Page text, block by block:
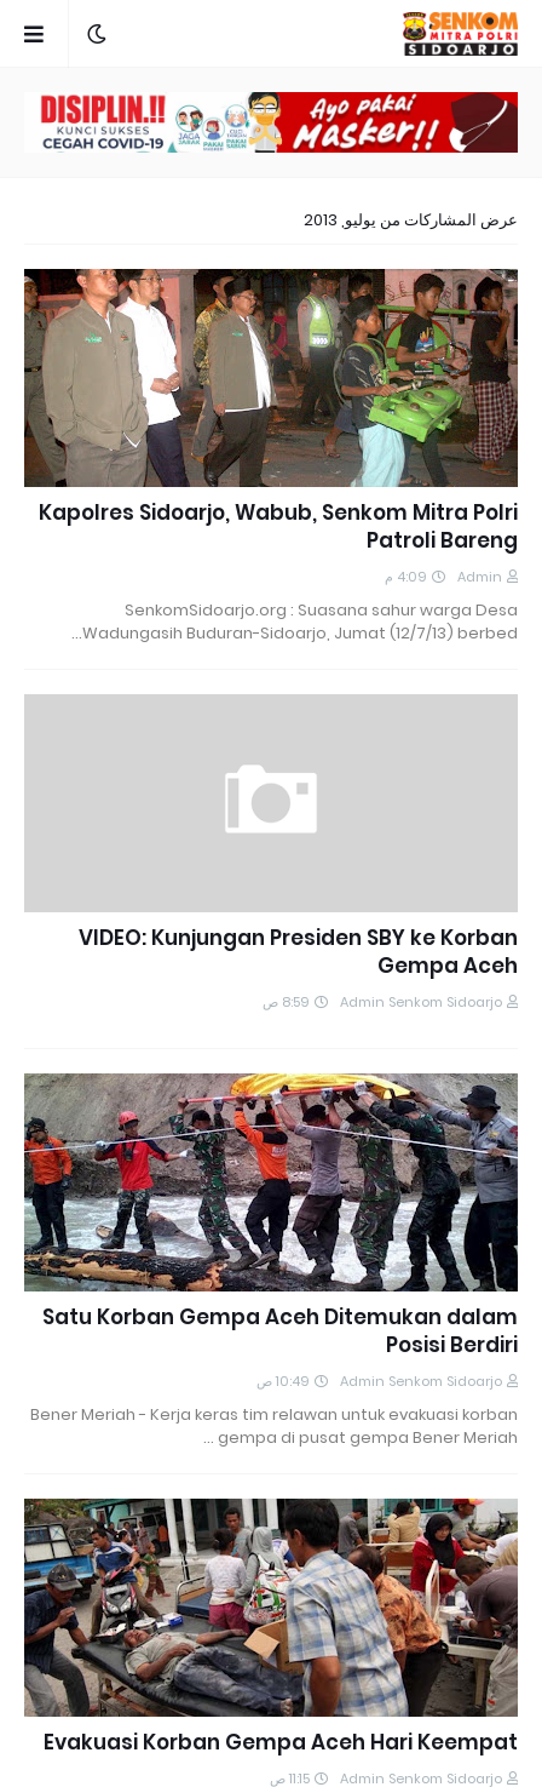
عرض المشاركات من يوليو, 2013
Kapolres Sidoarjo, Wabub, Senkom Mitra Polri
Patroli Bareng
Admin 4:09 م
SenkomSidoarjo.org : Suasana sahur warga Desa
Wadungasih Buduran-Sidoarjo, Jumat (12/7/13) berbed…
VIDEO: Kunjungan Presiden SBY ke Korban
Gempa Aceh
Admin Senkom Sidoarjo 8:59 ص
Satu Korban Gempa Aceh Ditemukan dalam
Posisi Berdiri
Admin Senkom Sidoarjo 10:49 ص
Bener Meriah - Kerja keras tim relawan untuk evakuasi korban
gempa di pusat gempa Bener Meriah …
Evakuasi Korban Gempa Aceh Hari Keempat
Admin Senkom Sidoarjo 11:15 ص